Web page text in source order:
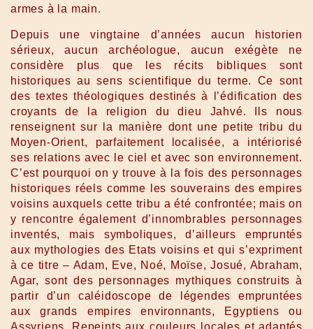
armes à la main.
Depuis une vingtaine d’années aucun historien
sérieux, aucun archéologue, aucun exégète ne
considère plus que les récits bibliques sont
historiques au sens scientifique du terme. Ce sont
des textes théologiques destinés à l’édification des
croyants de la religion du dieu Jahvé. Ils nous
renseignent sur la manière dont une petite tribu du
Moyen-Orient, parfaitement localisée, a intériorisé
ses relations avec le ciel et avec son environnement.
C’est pourquoi on y trouve à la fois des personnages
historiques réels comme les souverains des empires
voisins auxquels cette tribu a été confrontée; mais on
y rencontre également d’innombrables personnages
inventés, mais symboliques, d’ailleurs empruntés
aux mythologies des Etats voisins et qui s’expriment
à ce titre – Adam, Eve, Noé, Moïse, Josué, Abraham,
Agar, sont des personnages mythiques construits à
partir d’un caléidoscope de légendes empruntées
aux grands empires environnants, Egyptiens ou
Assyriens. Repeints aux couleurs locales et adaptés